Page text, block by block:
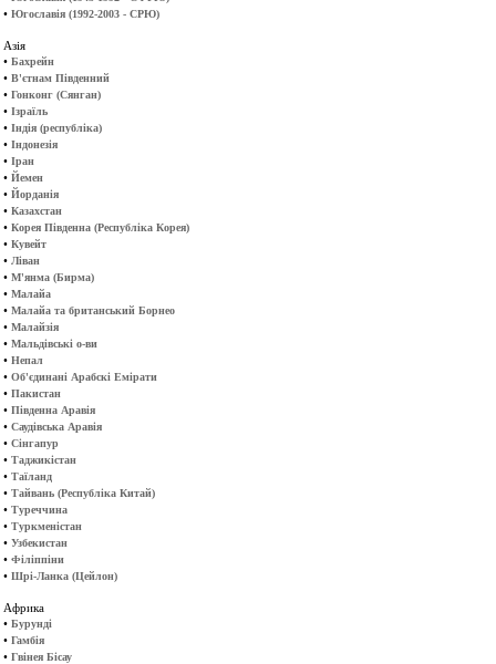
• Югославія (1992-2003 - СРЮ)
Азія
• Бахрейн
• В'єтнам Південний
• Гонконг (Сянган)
• Ізраїль
• Індія (республіка)
• Індонезія
• Іран
• Йемен
• Йорданія
• Казахстан
• Корея Південна (Республіка Корея)
• Кувейт
• Ліван
• М'янма (Бирма)
• Малайа
• Малайа та британський Борнео
• Малайзія
• Мальдівські о-ви
• Непал
• Об'єдинані Арабскі Емірати
• Пакистан
• Південна Аравія
• Саудівська Аравія
• Сінгапур
• Таджикістан
• Таїланд
• Тайвань (Республіка Китай)
• Туреччина
• Туркменістан
• Узбекистан
• Філіппіни
• Шрі-Ланка (Цейлон)
Африка
• Бурунді
• Гамбія
• Гвінея Бісау